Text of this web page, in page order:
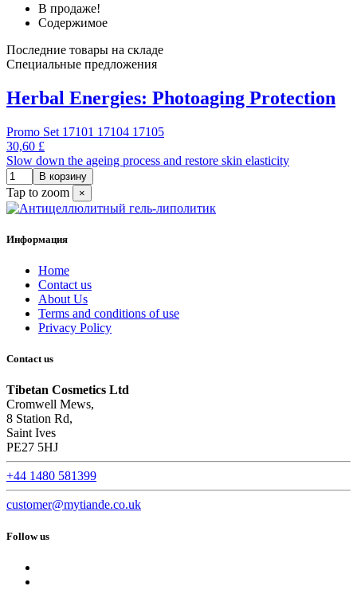
В продаже!
Содержимое
Последние товары на складе
Специальные предложения
Herbal Energies: Photoaging Protection
Promo Set 17101 17104 17105
30,60 £
Slow down the ageing process and restore skin elasticity
В корзину
Tap to zoom ×
Информация
Home
Contact us
About Us
Terms and conditions of use
Privacy Policy
Contact us
Tibetan Cosmetics Ltd
Cromwell Mews,
8 Station Rd,
Saint Ives
PE27 5HJ
+44 1480 581399
customer@mytiande.co.uk
Follow us